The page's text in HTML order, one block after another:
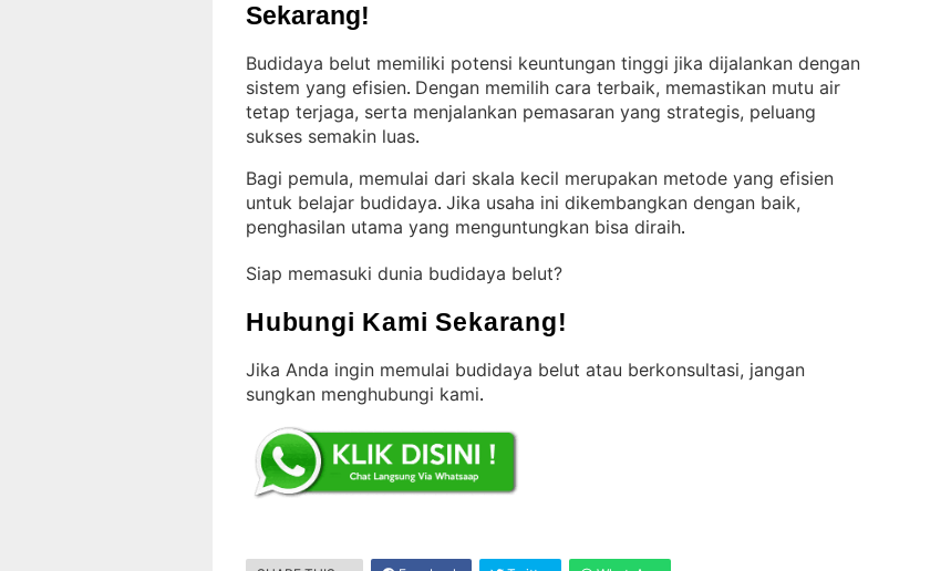
Sekarang!
Budidaya belut memiliki potensi keuntungan tinggi jika dijalankan dengan
sistem yang efisien. Dengan memilih cara terbaik, memastikan mutu air
tetap terjaga, serta menjalankan pemasaran yang strategis, peluang
sukses semakin luas.
Bagi pemula, memulai dari skala kecil merupakan metode yang efisien
untuk belajar budidaya. Jika usaha ini dikembangkan dengan baik,
penghasilan utama yang menguntungkan bisa diraih.
Siap memasuki dunia budidaya belut?
Hubungi Kami Sekarang!
Jika Anda ingin memulai budidaya belut atau berkonsultasi, jangan
sungkan menghubungi kami.